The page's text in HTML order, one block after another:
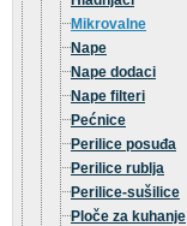
Mikrovalne
Nape
Nape dodaci
Nape filteri
Pećnice
Perilice posuđa
Perilice rublja
Perilice-sušilice
Ploče za kuhanje